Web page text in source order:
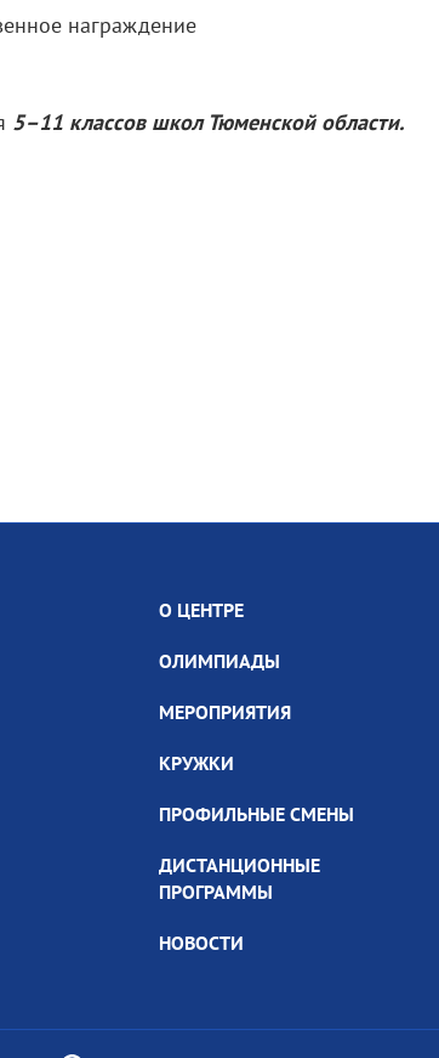
награждение
5–11 классов школ Тюменской области.
О ЦЕНТРЕ
ОЛИМПИАДЫ
МЕРОПРИЯТИЯ
КРУЖКИ
ПРОФИЛЬНЫЕ СМЕНЫ
ДИСТАНЦИОННЫЕ
ПРОГРАММЫ
НОВОСТИ